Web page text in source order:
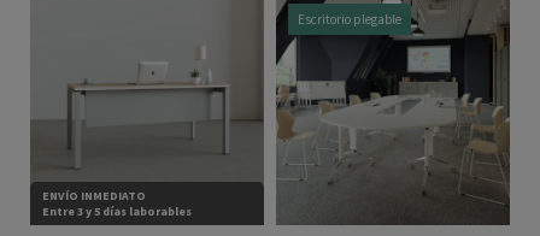
ENVÍO INMEDIATO
Entre 3 y 5 días laborables
Escritorio plegable